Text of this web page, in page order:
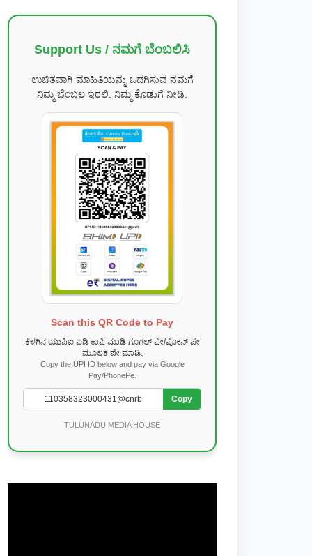
Support Us / ನಮಗೆ ಬೆಂಬಲಿಸಿ
ಉಚಿತವಾಗಿ ಮಾಹಿತಿಯನ್ನು ಒದಗಿಸುವ ನಮಗೆ
ನಿಮ್ಮ ಬೆಂಬಲ ಇರಲಿ. ನಿಮ್ಮ ಕೊಡುಗೆ ನೀಡಿ.
Scan this QR Code to Pay
ಕೆಳಗಿನ ಯುಪಿಐ ಐಡಿ ಕಾಪಿ ಮಾಡಿ ಗೂಗಲ್ ಪೇ/ಫೋನ್ ಪೇ
ಮೂಲಕ ಪೇ ಮಾಡಿ.
Copy the UPI ID below and pay via Google
Pay/PhonePe.
Copy
TULUNADU MEDIA HOUSE